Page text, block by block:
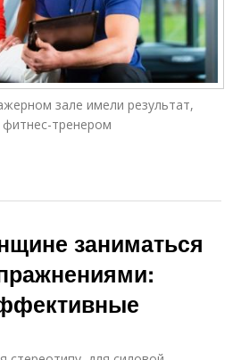
зале имели результат,
тренером
заниматься